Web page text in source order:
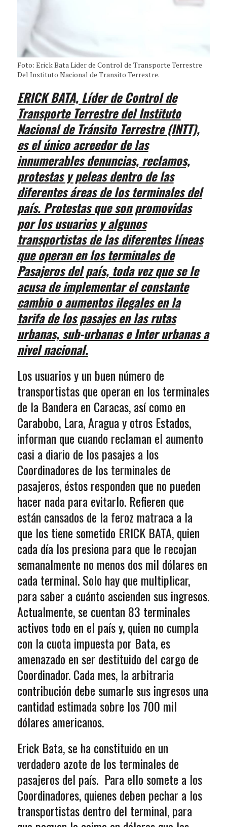
Foto: Erick Bata Lider de Control de Transporte Terrestre
Del Instituto Nacional de Transito Terrestre.
ERICK BATA, Líder de Control de
Transporte Terrestre del Instituto
Nacional de Tránsito Terrestre (INTT),
es el único acreedor de las
innumerables denuncias, reclamos,
protestas y peleas dentro de las
diferentes áreas de los terminales del
país. Protestas que son promovidas
por los usuarios y algunos
transportistas de las diferentes líneas
que operan en los terminales de
Pasajeros del país, toda vez que se le
acusa de implementar el constante
cambio o aumentos ilegales en la
tarifa de los pasajes en las rutas
urbanas, sub-urbanas e Inter urbanas a
nivel nacional.
Los usuarios y un buen número de
transportistas que operan en los terminales
de la Bandera en Caracas, así como en
Carabobo, Lara, Aragua y otros Estados,
informan que cuando reclaman el aumento
casi a diario de los pasajes a los
Coordinadores de los terminales de
pasajeros, éstos responden que no pueden
hacer nada para evitarlo. Refieren que
están cansados de la feroz matraca a la
que los tiene sometido ERICK BATA, quien
cada día los presiona para que le recojan
semanalmente no menos dos mil dólares en
cada terminal. Solo hay que multiplicar,
para saber a cuánto ascienden sus ingresos.
Actualmente, se cuentan 83 terminales
activos todo en el país y, quien no cumpla
con la cuota impuesta por Bata, es
amenazado en ser destituido del cargo de
Coordinador. Cada mes, la arbitraria
contribución debe sumarle sus ingresos una
cantidad estimada sobre los 700 mil
dólares americanos.
Erick Bata, se ha constituido en un
verdadero azote de los terminales de
pasajeros del país. Para ello somete a los
Coordinadores, quienes deben pechar a los
transportistas dentro del terminal, para